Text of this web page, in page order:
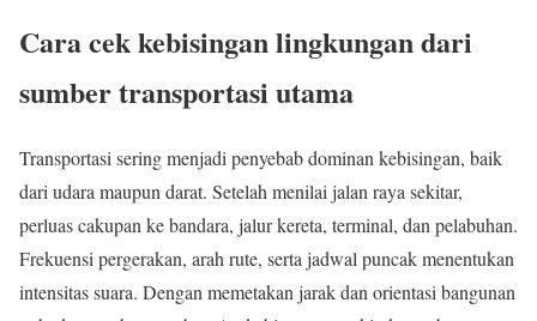
Cara cek kebisingan lingkungan dari
sumber transportasi utama
Transportasi sering menjadi penyebab dominan kebisingan, baik
dari udara maupun darat. Setelah menilai jalan raya sekitar,
perluas cakupan ke bandara, jalur kereta, terminal, dan pelabuhan.
Frekuensi pergerakan, arah rute, serta jadwal puncak menentukan
intensitas suara. Dengan memetakan jarak dan orientasi bangunan